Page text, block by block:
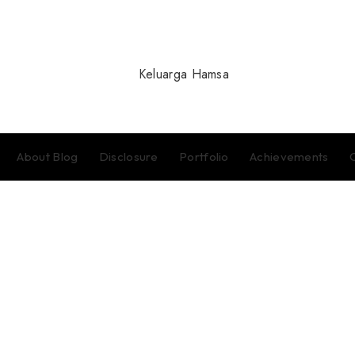
About Blog Disclosure Portfolio Achievements